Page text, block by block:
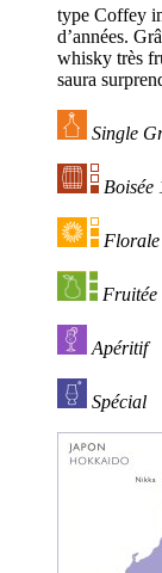
type Coffey
d’années.
whisky très
saura
Single
Boisée
Fruitée
Apéritif
Spécial